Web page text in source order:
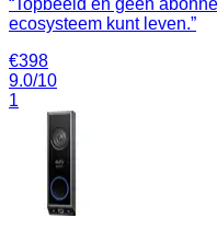
“Topbeeld en geen
ecosysteem kunt leven.”
€398
9.0/10
1